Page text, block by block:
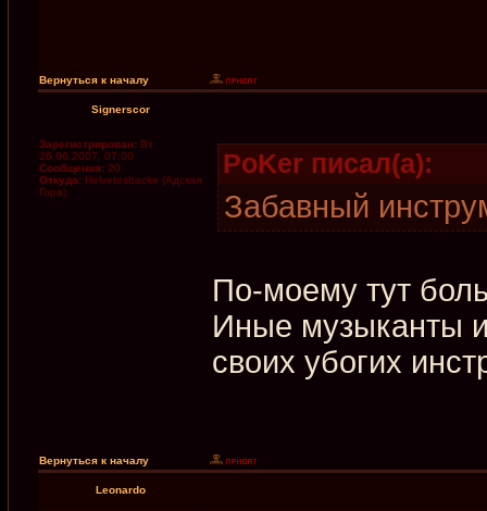
Вернуться к началу
Signerscor
Зарегистрирован: Вт
26.06.2007, 07:00
Сообщения: 20
Откуда: Helvetesbacke (Адская
Гора)
PoKer писал(а):
Забавный
По-моему тут
Иные музыканты
своих убогих
Вернуться к началу
Leonardo